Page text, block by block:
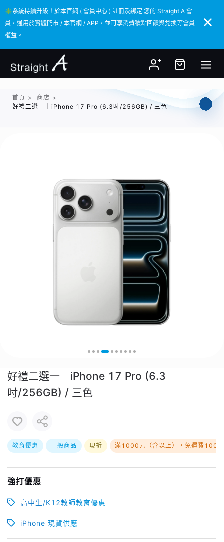
✳️系統持續升級！於本官網 ( 會員中心 ) 註冊及綁定 您的 Straight A 會
員，通用於實體門市 / 本官網 / APP，並可享消費積點回饋與兌換等會員
權益。
✳️系統持續升級！於本官網 ( 會員中心 ) 註冊及綁定 您的 Straight A 會
員，通用於實體門市 / 本官網 / APP，並可享消費積點回饋與兌換等會員
權益。
首頁 > 商店 >
好禮二選一｜iPhone 17 Pro (6.3吋/256GB) / 三色
好禮二選一｜iPhone 17 Pro (6.3
吋/256GB) / 三色
教育優惠 一般商品 現折 滿1000元（含以上），免運費100元
強打優惠
高中生/K12教師教育優惠
iPhone 現貨供應